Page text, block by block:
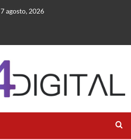
7 agosto, 2026